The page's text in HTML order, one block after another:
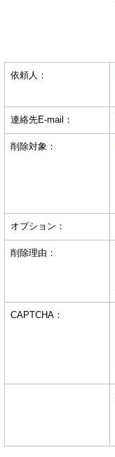
依頼人：
連絡先E-mail：
削除対象：
オプション：
削除理由：
CAPTCHA：